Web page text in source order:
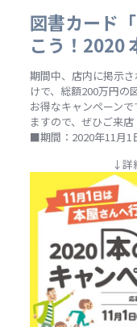
図書カード
こう！2020
期間中、店内に掲示
けで、総額200万円の
お得なキャンペーン
ますので、ぜひご来店
■期間：2020年11月1
↓詳